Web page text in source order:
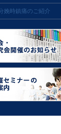
娩時鎮痛のご紹介